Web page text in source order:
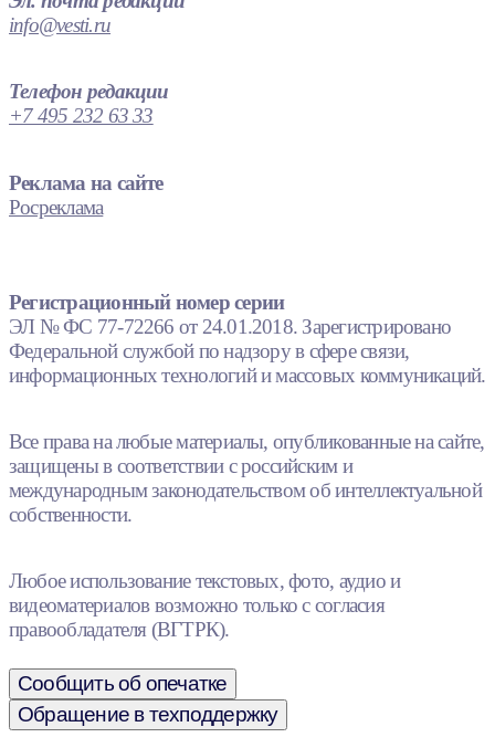
info@vesti.ru
Телефон редакции
+7 495 232 63 33
Реклама на сайте
Росреклама
Регистрационный номер серии
ЭЛ № ФС 77-72266 от 24.01.2018. Зарегистрировано
Федеральной службой по надзору в сфере связи,
информационных технологий и массовых коммуникаций.
Все права на любые материалы, опубликованные на сайте,
защищены в соответствии с российским и
международным законодательством об интеллектуальной
собственности.
Любое использование текстовых, фото, аудио и
видеоматериалов возможно только с согласия
правообладателя (ВГТРК).
Сообщить об опечатке
Обращение в техподдержку